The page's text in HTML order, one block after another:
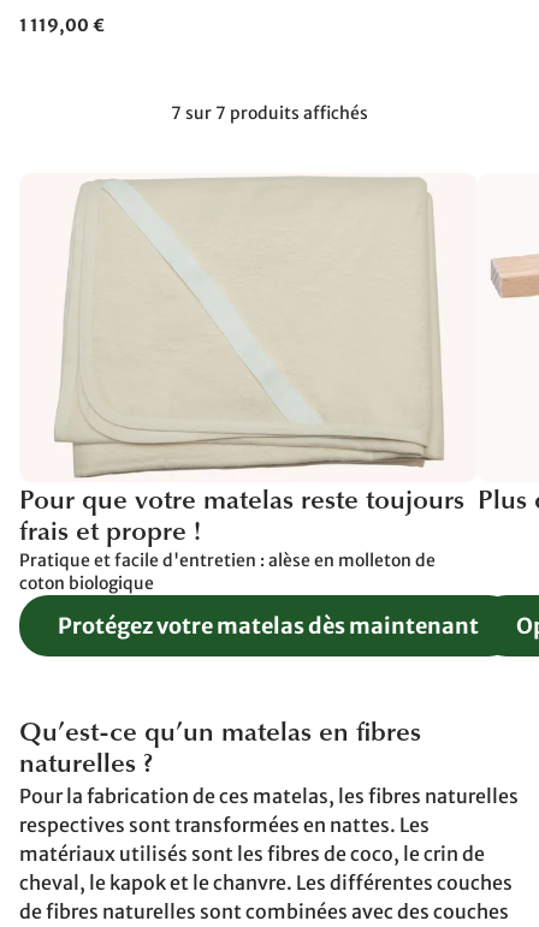
1 119,00 €
7 sur 7 produits affichés
Pour que votre matelas reste toujours
frais et propre !
Pratique et facile d'entretien : alèse en molleton de
coton biologique
Protégez votre matelas dès maintenant
Plus
Qu’est-ce qu’un matelas en fibres
naturelles ?
Pour la fabrication de ces matelas, les fibres naturelles
respectives sont transformées en nattes. Les
matériaux utilisés sont les fibres de coco, le crin de
cheval, le kapok et le chanvre. Les différentes couches
de fibres naturelles sont combinées avec des couches